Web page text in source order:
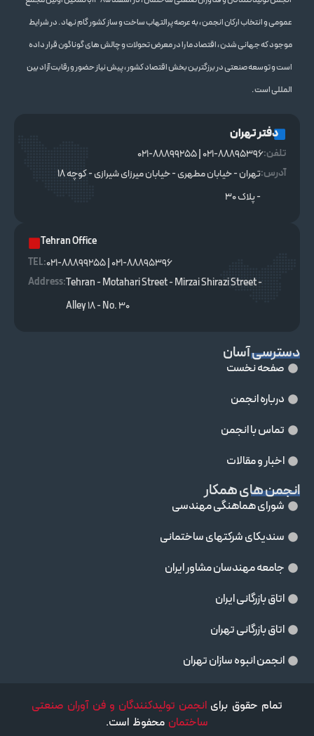
عمومی و انتخاب ارکان انجمن ، به عرصه پرالتهاب ساخت و ساز کشور گام نهاد . در شرایط
موجود که جهانی شدن ، اقتصاد ما را در معرض تحولات و چالش های گوناگون قرار داده
است و توسعه صنعتی در برزگترین بخش اقتصاد کشور ، پیش نیاز حضور و رقابت آزاد بین
المللی است .
دفتر تهران
تلفن:021-88895396 | 021-88899255
آدرس:
تهران - خیابان مطهری - خیابان میرزای شیرازی - کوچه ۱۸
- پلاک ۳۰
Tehran Office
TEL :
021-88895396 | 021-88899255
Address:Tehran - Motahari Street - Mirzai Shirazi Street -
Alley 18 - No. 30
دسترسی آسان
صفحه نخست
درباره انجمن
تماس با انجمن
اخبار و مقالات
انجمن های همکار
شورای هماهنگی مهندسی
سندیکای شرکتهای ساختمانی
جامعه مهندسان مشاور ايران
اتاق بازرگانی ایران
اتاق بازرگانی تهران
انجمن انبوه سازان تهران
تمام حقوق برای انجمن تولیدکنندگان و فن آوران صنعتی
ساختمان محفوظ است.